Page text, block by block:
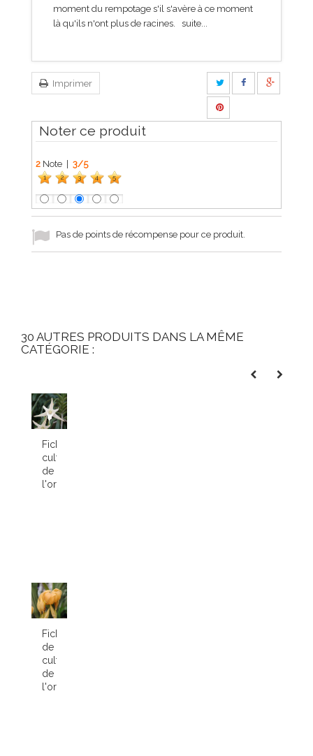
moment du rempotage s'il s'avère à ce moment
là qu'ils n'ont plus de racines. suite...
Imprimer
Noter ce produit
2 Note | 3/5
1 2 3 4 5
Pas de points de récompense pour ce produit.
30 AUTRES PRODUITS DANS LA MÊME
CATÉGORIE :
Fiche
culture
de
l'orchidée...
Fiche
de
culture
de
l'orchidée...